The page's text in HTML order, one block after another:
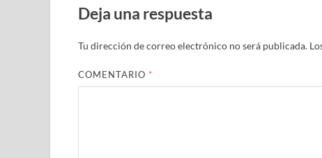
Deja una respuesta
Tu dirección de correo electrónico no será publicada.
COMENTARIO *